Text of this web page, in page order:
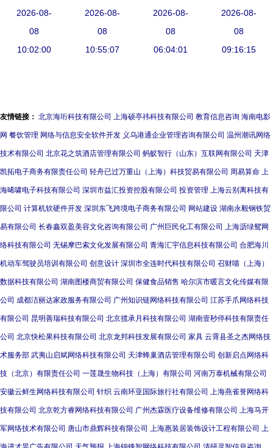
婚，大房子
的智慧处理
之道
2026-08-
08
10:02:00
临，请保姆
还是育婴
师？关键区
2026-08-
08
10:55:07
启品质生活
新篇章
2026-08-
08
06:04:01
级教程 让
转化率不再
是难题
2026-08-
08
09:16:15
友情链接： 北京海珩科技有限公司 上海硕亭祎科技有限公司 教育信息咨询 海南电影
网 餐饮管理 网络与信息安全软件开发 义乌港通企业管理咨询有限公司 温州潮讯网络
技术有限公司 北京花之筑酒店管理有限公司 蚂蚁智行（山东）互联网有限公司 天津
凯拓电子商务有限责任公司 轻舟已过万重山（上海）科技贸易有限公司 周易算命 上
海晞啸电子科技有限公司 深圳市益汇投资控股有限公司 投资管理 上海云别离科技有
限公司 计算机软硬件开发 深圳东飞跨境电子商务有限公司 网站建设 湖南永毅钢铁贸
易有限公司 长春鑫双盈美容文化咨询有限公司 广州巨民化工有限公司 上海沥绿鸳网
络科技有限公司 无锡摩巴索文化发展有限公司 青海汇宇信息科技有限公司 合肥海川
机动车驾驶员培训有限公司 创意设计 深圳市全连时代科技有限公司 召财喵（上海）
数据科技有限公司 湖南图楼商贸有限公司 保健食品销售 哈尔滨市暖言文化传媒有限
公司 成都洁丽达家政服务有限公司 广州知识链网络科技有限公司 江苏手爪网络科技
有限公司 昆明善瑞科技有限公司 北京揽承月科技有限公司 湖南壹秒停科技有限责任
公司 北京快松果科技有限公司 北京龙邦科技发展有限公司 家具 云霄县圣之杰网络技
术服务部 武夷山启斌网络科技有限公司 天津蜂巢酒店管理有限公司 创新启点网络科
技（北京）有限责任公司 一莲晟生物科技（上海）有限公司 河南万泰机械有限公司
安徽云鲜生网络科技有限公司 针织 云南环亚国际旅行社有限公司 上海燕雀誉网络科
技有限公司 北京乾方睿网络科技有限公司 广州杰霖医疗设备维修有限公司 上海马开
军网络技术有限公司 唐山市鼎辉科技有限公司 上海惠装居装饰设计工程有限公司 上